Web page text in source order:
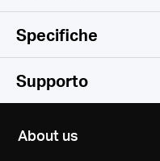
Una sola
Specifiche
Wireless
Wi-Fi 6
Supporto
About us